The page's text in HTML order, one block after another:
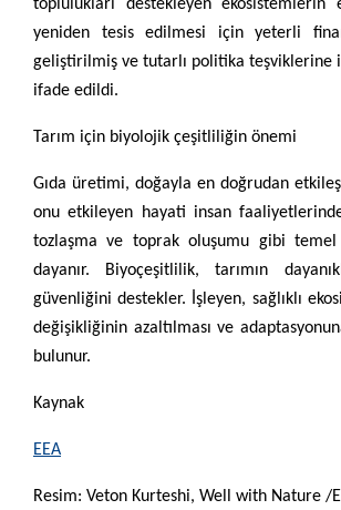
toplulukları destekleyen
yeniden tesis edilmesi için yeterli
geliştirilmiş ve tutarlı politika teşviklerine
ifade edildi.
Tarım için biyolojik çeşitliliğin önemi
Gıda üretimi, doğayla en doğrudan
onu etkileyen hayati insan
tozlaşma ve toprak oluşumu gibi
dayanır. Biyoçeşitlilik, tarımın
güvenliğini destekler. İşleyen, sağlıklı
değişikliğinin azaltılması ve
bulunur.
Kaynak
EEA
Resim: Veton Kurteshi, Well with Nature /